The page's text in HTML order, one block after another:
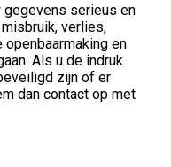
gegevens serieus en
verlies,
en
Als u de indruk
zijn of er
dan contact op met